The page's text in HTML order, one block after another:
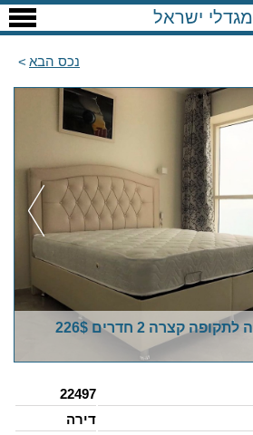
מגדלי ישראל
נכס הבא
בת ים דירה להשכרה לתקופה קצרה 2 חדרים 226$
22497
דירה